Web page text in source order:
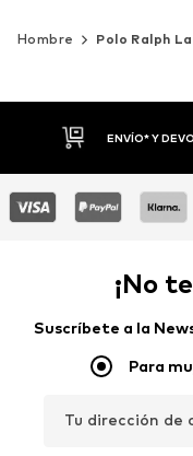
Hombre Polo Ralph
¡No
Suscríbete a la
Para
Tu dirección de